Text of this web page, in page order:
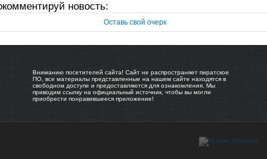
новость:
Оставь свой очерк
Вниманию посетителей сайта! Сайт не распространяет пиратское
ПО, все материалы представленные на нашем сайте находятся в
свободном доступе и предоставляются для ознакомления. Мы
приводим ссылку на официальный источник, чтобы вы могли
приобрести понравившееся приложение!